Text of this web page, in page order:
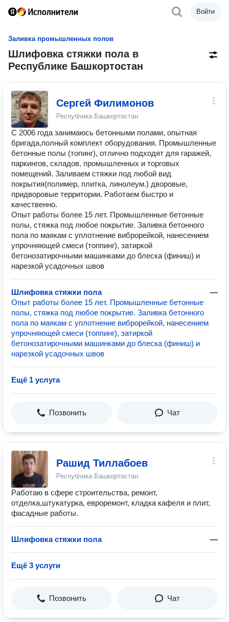
Войти
Заливка промышленных полов
Шлифовка стяжки пола в
Республике Башкортостан
Сергей Филимонов
Республика Башкортостан
С 2006 года занимаюсь бетонными полами, опытная
бригада,полный комплект оборудования. Промышленные
бетонные полы (топинг), отлично подходят для гаражей,
паркингов, складов, промышленных и торговых
помещений. Заливаем стяжки под любой вид
покрытия(полимер, плитка, линолеум.) дворовые,
придворовые территории. Работаем быстро и
качественно.
Опыт работы более 15 лет. Промышленные бетонные
полы, стяжка под любое покрытие. Заливка бетонного
пола по маякам с уплотнение виброрейкой, нанесением
упрочняющей смеси (топпинг), затиркой
бетонозатирочными машинками до блеска (финиш) и
нарезкой усадочных швов
Шлифовка стяжки пола
—
Опыт работы более 15 лет. Промышленные бетонные
полы, стяжка под любое покрытие. Заливка бетонного
пола по маякам с уплотнение виброрейкой, нанесением
упрочняющей смеси (топпинг), затиркой
бетонозатирочными машинками до блеска (финиш) и
нарезкой усадочных швов
Ещё 1 услуга
Позвонить Чат
Рашид Тиллабоев
Республика Башкортостан
Работаю в сфере строительства, ремонт,
отделка,штукатурка, евроремонт, кладка кафеля и плит,
фасадные работы.
Шлифовка стяжки пола —
Ещё 3 услуги
Позвонить Чат